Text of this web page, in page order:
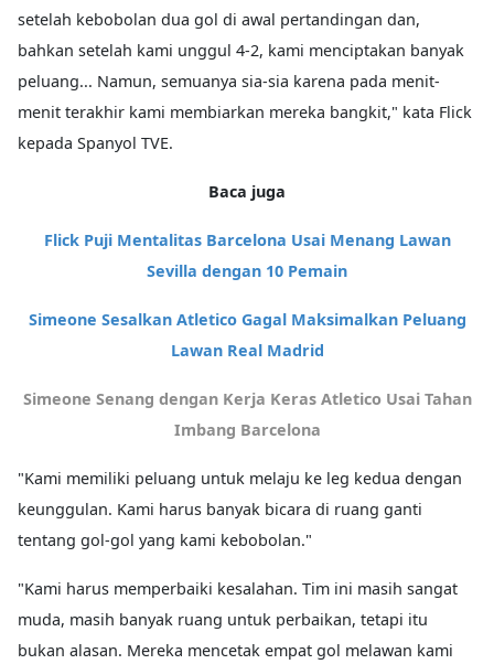
setelah kebobolan dua gol di awal pertandingan dan,
bahkan setelah kami unggul 4-2, kami menciptakan banyak
peluang... Namun, semuanya sia-sia karena pada menit-
menit terakhir kami membiarkan mereka bangkit," kata Flick
kepada Spanyol TVE.
Baca juga
Flick Puji Mentalitas Barcelona Usai Menang Lawan
Sevilla dengan 10 Pemain
Simeone Sesalkan Atletico Gagal Maksimalkan Peluang
Lawan Real Madrid
Simeone Senang dengan Kerja Keras Atletico Usai Tahan
Imbang Barcelona
"Kami memiliki peluang untuk melaju ke leg kedua dengan
keunggulan. Kami harus banyak bicara di ruang ganti
tentang gol-gol yang kami kebobolan."
"Kami harus memperbaiki kesalahan. Tim ini masih sangat
muda, masih banyak ruang untuk perbaikan, tetapi itu
bukan alasan. Mereka mencetak empat gol melawan kami